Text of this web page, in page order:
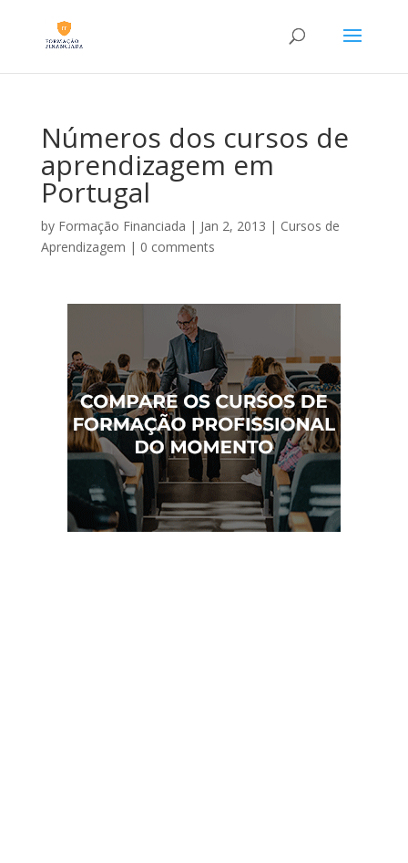
Números dos cursos de
aprendizagem em
Portugal
by Formação Financiada | Jan 2, 2013 | Cursos de
Aprendizagem | 0 comments